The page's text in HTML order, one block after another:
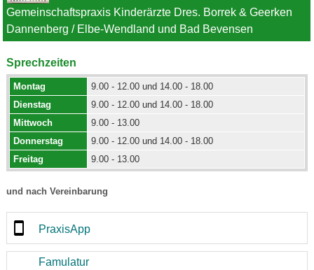
Gemeinschaftspraxis Kinderärzte Dres. Borrek & Geerken
Dannenberg / Elbe-Wendland und Bad Bevensen
Sprechzeiten
Montag
9.00 - 12.00 und 14.00 - 18.00
Dienstag
9.00 - 12.00 und 14.00 - 18.00
Mittwoch
9.00 - 13.00
Donnerstag
9.00 - 12.00 und 14.00 - 18.00
Freitag
9.00 - 13.00
und nach Vereinbarung
PraxisApp
Famulatur